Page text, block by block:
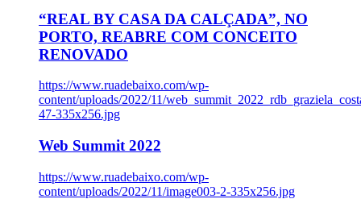
“REAL BY CASA DA CALÇADA”, NO
PORTO, REABRE COM CONCEITO
RENOVADO
https://www.ruadebaixo.com/wp-
content/uploads/2022/11/
47-335x256.jpg
Web Summit 2022
https://www.ruadebaixo.com/wp-
content/uploads/2022/11/image003-2-335x256.jpg